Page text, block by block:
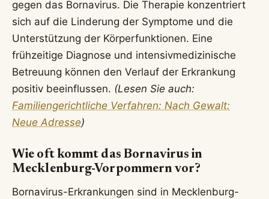
gegen das Bornavirus. Die Therapie konzentriert
sich auf die Linderung der Symptome und die
Unterstützung der Körperfunktionen. Eine
frühzeitige Diagnose und intensivmedizinische
Betreuung können den Verlauf der Erkrankung
positiv beeinflussen. (Lesen Sie auch:
Familiengerichtliche Verfahren: Nach Gewalt:
Neue Adresse)
Wie oft kommt das Bornavirus in
Mecklenburg-Vorpommern vor?
Bornavirus-Erkrankungen sind in Mecklenburg-